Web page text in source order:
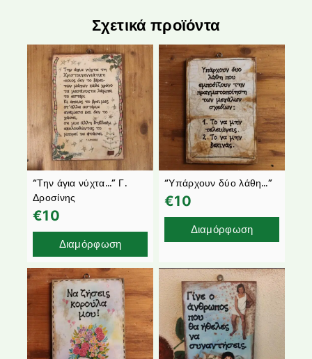
Σχετικά προϊόντα
“Την άγια νύχτα…” Γ.
Δροσίνης
€10
Διαμόρφωση
“Υπάρχουν δύο λάθη…”
€10
Διαμόρφωση